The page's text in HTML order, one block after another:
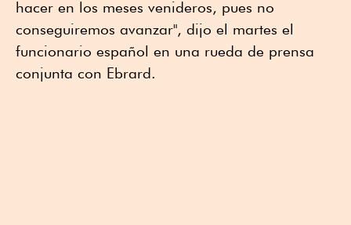
hacer en los meses venideros, pues no
conseguiremos avanzar", dijo el martes el
funcionario español en una rueda de prensa
conjunta con Ebrard.